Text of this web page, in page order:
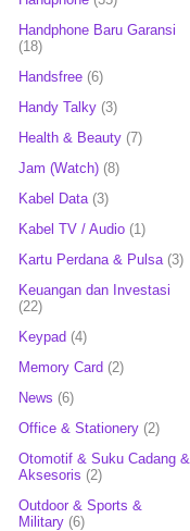
Handphone Baru Garansi
(18)
Handsfree (6)
Handy Talky (3)
Health & Beauty (7)
Jam (Watch) (8)
Kabel Data (3)
Kabel TV / Audio (1)
Kartu Perdana & Pulsa (3)
Keuangan dan Investasi
(22)
Keypad (4)
Memory Card (2)
News (6)
Office & Stationery (2)
Otomotif & Suku Cadang &
Aksesoris (2)
Outdoor & Sports &
Military (6)